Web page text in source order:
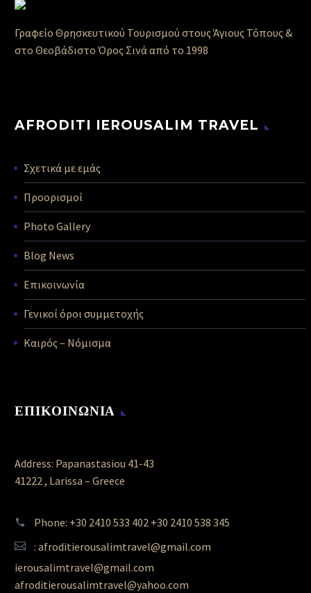
Γραφείο Θρησκευτικού Τουρισμού στους Άγιους Τόπους &
στο Θεοβάδιστο Όρος Σινά από το 1998
AFRODITI IEROUSALIM TRAVEL
Σχετικά με εμάς
Προορισμοί
Photo Gallery
Blog News
Επικοινωνία
Γενικοί όροι συμμετοχής
Καιρός – Νόμισμα
ΕΠΙΚΟΙΝΩΝΙΑ
Address: Papanastasiou 41-43
41222 , Larissa – Greece
Phone: +30 2410 533 402 +30 2410 538 345
: afroditierousalimtravel@gmail.com
ierousalimtravel@gmail.com
afroditierousalimtravel@yahoo.com